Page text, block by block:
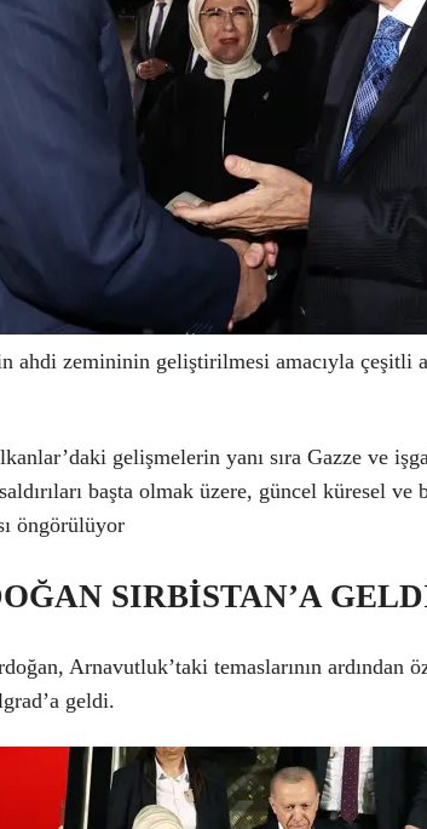
ahdi zemininin geliştirilmesi amacıyla çeşitli
gelişmelerin yanı sıra Gazze ve
başta olmak üzere, güncel küresel
öngörülüyor
SIRBİSTAN’A
Arnavutluk’taki temaslarının ardından
geldi.